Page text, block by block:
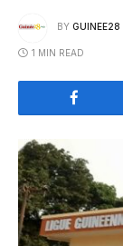
BY GUINEE28
1 MIN READ